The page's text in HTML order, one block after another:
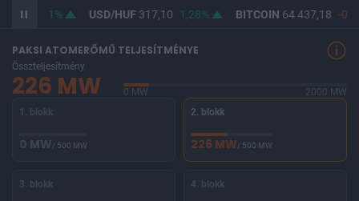
365,35 1% USD/HUF 317,10 1,28% BITCOIN 64 437,18 -
PAKSI ATOMERŐMŰ TELJESÍTMÉNYE
Összteljesítmény
226 MW 0 MW
2000 MW
1. blokk
0 MW/ 500 MW
2. blokk
226 MW/ 500 MW
3. blokk 4. blokk